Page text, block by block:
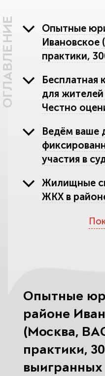
ОГЛАВЛЕНИЕ
Опытные
Ивановское
практики,
Бесплатная
для
Честно
Ведём ваше
участия в
Жилищные
ЖКХ в
о детях для
Защитим
Автоюрист в
ДТП,
страховой.
Опытные
районе
(Москва,
практики,
выигранных